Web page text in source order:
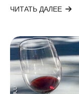
ЧИТАТЬ ДАЛЕЕ